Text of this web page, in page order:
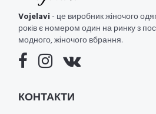
Vojelavi- це виробник жіночого
років є номером один на ринку з
модного, жіночого вбрання.
КОНТАКТИ